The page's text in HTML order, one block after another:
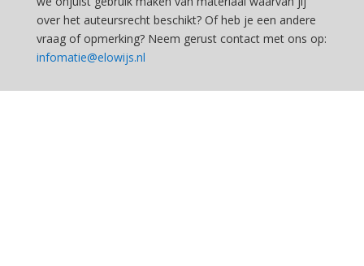
over het auteursrecht beschikt? Of heb je een andere
vraag of opmerking? Neem gerust contact met ons op:
infomatie@elowijs.nl